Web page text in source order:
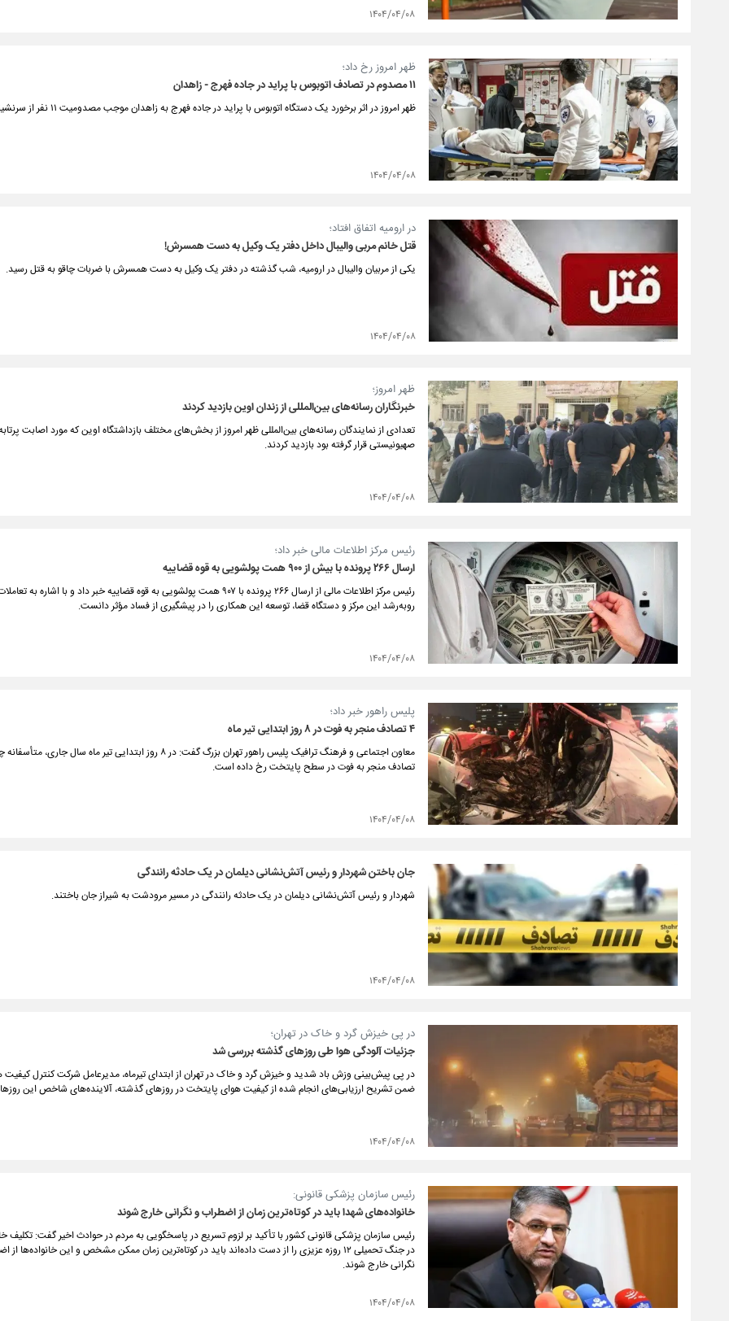
۱۴۰۴/۰۴/۰۸
ظهر امروز رخ داد؛
۱۱ مصدوم در تصادف اتوبوس با پراید در جاده فهرج - زاهدان
ظهر امروز در اثر برخورد یک دستگاه اتوبوس با پراید در جاده فهرج به زاهدان موجب مصدومیت ۱۱ نفر از سرنشینان شد.
۱۴۰۴/۰۴/۰۸
در ارومیه اتفاق افتاد؛
قتل خانم مربی والیبال داخل دفتر یک وکیل به دست همسرش!
یکی از مربیان والیبال در ارومیه، شب گذشته در دفتر یک وکیل به دست همسرش با ضربات چاقو به قتل رسید.
۱۴۰۴/۰۴/۰۸
ظهر امروز؛
خبرنگاران رسانه‌های بین‌المللی از زندان اوین بازدید کردند
تعدادی از نمایندگان رسانه‌های بین‌المللی ظهر امروز از بخش‌های مختلف بازداشتگاه اوین که مورد اصابت
صهیونیستی قرار گرفته بود بازدید کردند.
۱۴۰۴/۰۴/۰۸
رئیس مرکز اطلاعات مالی خبر داد؛
ارسال ۲۶۶ پرونده با بیش از ۹۰۰ همت پولشویی به قوه قضاییه
رئیس مرکز اطلاعات مالی از ارسال ۲۶۶ پرونده با ۹۰۷ همت پولشویی به قوه قضاییه خبر داد و با اشاره
روبه‌رشد این مرکز و دستگاه قضا، توسعه این همکاری را در پیشگیری از فساد مؤثر دانست.
۱۴۰۴/۰۴/۰۸
پلیس راهور خبر داد؛
۴ تصادف منجر به فوت در ۸ روز ابتدایی تیر ماه
معاون اجتماعی و فرهنگ ترافیک پلیس راهور تهران بزرگ گفت: در ۸ روز ابتدایی تیر ماه سال جاری،
تصادف منجر به فوت در سطح پایتخت رخ داده است.
۱۴۰۴/۰۴/۰۸
جان باختن شهردار و رئیس آتش‌نشانی دیلمان در یک حادثه رانندگی
شهردار و رئیس آتش‌نشانی دیلمان در یک حادثه رانندگی در مسیر مرودشت به شیراز جان باختند.
۱۴۰۴/۰۴/۰۸
در پی خیزش گرد و خاک در تهران؛
جزئیات آلودگی هوا طی روزهای گذشته بررسی شد
در پی پیش‌بینی وزش باد شدید و خیزش گرد و خاک در تهران از ابتدای تیرماه، مدیرعامل شرکت کنترل کیفیت
ضمن تشریح ارزیابی‌های انجام شده از کیفیت هوای پایتخت در روزهای گذشته، آلاینده‌های شاخص این روزها
۱۴۰۴/۰۴/۰۸
رئیس سازمان پزشکی قانونی:
خانواده‌های شهدا باید در کوتاه‌ترین زمان از اضطراب و نگرانی خارج شوند
رئیس سازمان پزشکی قانونی کشور با تأکید بر لزوم تسریع در پاسخگویی به مردم در حوادث اخیر گفت: تکلیف
در جنگ تحمیلی ۱۲ روزه عزیزی را از دست داده‌اند باید در کوتاه‌ترین زمان ممکن مشخص و این خانواده‌ها
نگرانی خارج شوند.
۱۴۰۴/۰۴/۰۸